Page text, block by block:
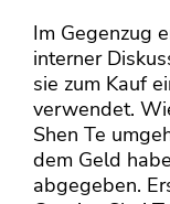
Im Gegenzug
interner
sie zum Kauf
verwendet.
Shen Te
dem Geld
abgegeben.